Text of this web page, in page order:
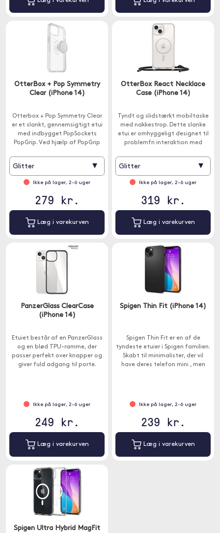
OtterBox + Pop Symmetry
Clear (iPhone 14)
Otterbox + Pop Symmetry Clear
er et slankt, gennemsigtigt etui
med indbygget PopSockets
PopGrip. Ved hjælp af PopGrip
Glitter ▾
Ikke på lager, 2-6 uger
279 kr.
Læg i varekurven
OtterBox React Necklace
Case (iPhone 14)
Tyndt og slidstærkt mobiltaske
med nakkestrop. Dette slanke
etui er omhyggeligt designet til
problemfri interaktion med
Glitter ▾
Ikke på lager, 2-6 uger
319 kr.
Læg i varekurven
PanzerGlass ClearCase
(iPhone 14)
Etuiet består af en PanzerGlass
og en blød TPU-ramme, der
passer perfekt over knapper og
giver fuld adgang til porte.
Ikke på lager, 2-6 uger
249 kr.
Læg i varekurven
Spigen Thin Fit (iPhone 14)
Spigen Thin Fit er en af de
tyndeste etuier i Spigen familien.
Skabt til minimalister, der vil
have deres telefon mini , men
Ikke på lager, 2-6 uger
239 kr.
Læg i varekurven
Spigen Ultra Hybrid MagFit